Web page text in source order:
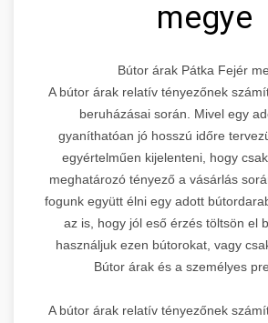
megye
Bútor árak Pátka Fejér
A bútor árak relatív tényezőnek
beruházásai során. Mivel egy
gyaníthatóan jó hosszú időre
egyértelműen kijelenteni, hogy
meghatározó tényező a vásárlás
fogunk együtt élni egy adott
az is, hogy jól eső érzés töltsön el
használjuk ezen bútorokat, vagy
Bútor árak és a személyes
A bútor árak relatív tényezőnek